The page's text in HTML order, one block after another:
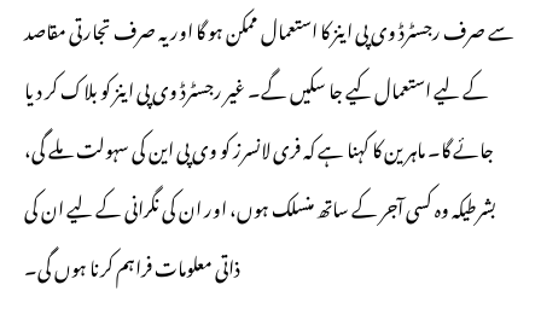
سے صرف رجسٹرڈ وی پی اینز کا استعمال ممکن ہو گا اور یہ صرف تجارتی مقاصد
کے لیے استعمال کیے جا سکیں گے۔ غیر رجسٹرڈ وی پی اینز کو بلاک کر دیا
جائے گا۔ ماہرین کا کہنا ہے کہ فری لانسرز کو وی پی این کی سہولت ملے گی،
بشرطیکہ وہ کسی آجر کے ساتھ منسلک ہوں، اور ان کی نگرانی کے لیے ان کی
ذاتی معلومات فراہم کرنا ہوں گی۔